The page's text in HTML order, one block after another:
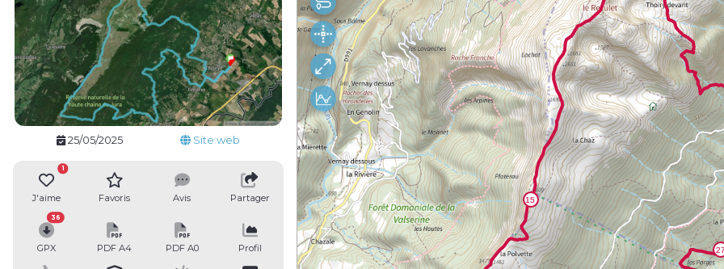
25/05/2025 Site web
J'aime
1
Favoris Avis Partager
GPX
36
PDF A4 PDF A0 Profil